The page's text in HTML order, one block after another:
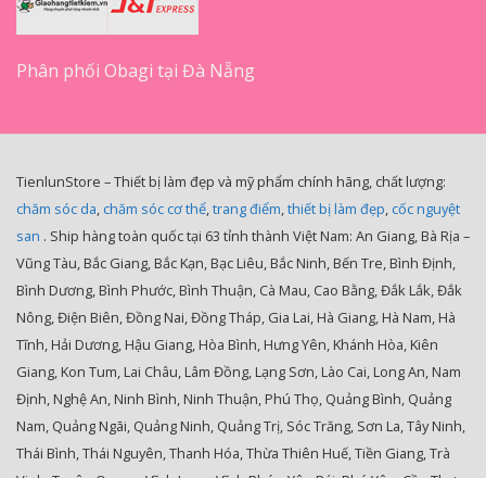
Phân phối Obagi tại Đà Nẵng
TienlunStore – Thiết bị làm đẹp và mỹ phẩm chính hãng, chất lượng:
chăm sóc da, chăm sóc cơ thể,trang điểm,thiết bị làm đẹp, cốc nguyệt
san . Ship hàng toàn quốc tại 63 tỉnh thành Việt Nam: An Giang, Bà Rịa –
Vũng Tàu, Bắc Giang, Bắc Kạn, Bạc Liêu, Bắc Ninh, Bến Tre, Bình Định,
Bình Dương, Bình Phước, Bình Thuận, Cà Mau, Cao Bằng, Đắk Lắk, Đắk
Nông, Điện Biên, Đồng Nai, Đồng Tháp, Gia Lai, Hà Giang, Hà Nam, Hà
Tĩnh, Hải Dương, Hậu Giang, Hòa Bình, Hưng Yên, Khánh Hòa, Kiên
Giang, Kon Tum, Lai Châu, Lâm Đồng, Lạng Sơn, Lào Cai, Long An, Nam
Định, Nghệ An, Ninh Bình, Ninh Thuận, Phú Thọ, Quảng Bình, Quảng
Nam, Quảng Ngãi, Quảng Ninh, Quảng Trị, Sóc Trăng, Sơn La, Tây Ninh,
Thái Bình, Thái Nguyên, Thanh Hóa, Thừa Thiên Huế, Tiền Giang, Trà